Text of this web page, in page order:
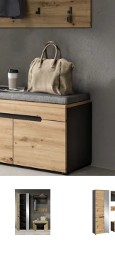
A VAŘENÍ
sestavy
sestavy
sestavy